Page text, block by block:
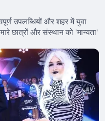
उपलब्धियों और शहर में युवा
छात्रों और संस्थान को 'मान्यता'